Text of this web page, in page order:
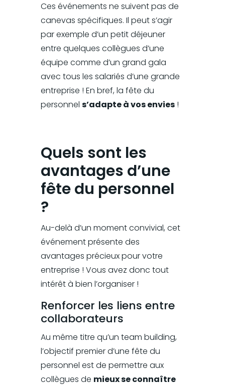
Ces événements ne suivent pas de
canevas spécifiques. Il peut s’agir
par exemple d’un petit déjeuner
entre quelques collègues d’une
équipe comme d’un grand gala
avec tous les salariés d’une grande
entreprise ! En bref, la fête du
personnel s’adapte à vos envies!
Quels sont les
avantages d’une
fête du personnel
?
Au-delà d’un moment convivial, cet
événement présente des
avantages précieux pour votre
entreprise ! Vous avez donc tout
intérêt à bien l’organiser !
Renforcer les liens entre
collaborateurs
Au même titre qu’un team building,
l’objectif premier d’une fête du
personnel est de permettre aux
collègues de mieux se connaître